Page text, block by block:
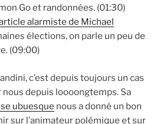
Go et randonnées. (01:30)
alarmiste de Michael
élections, on parle un peu de
(09:00)
c’est depuis toujours un cas
nous depuis loooongtemps. Sa
ubuesque nous a donné un bon
sur l’animateur polémique et sur